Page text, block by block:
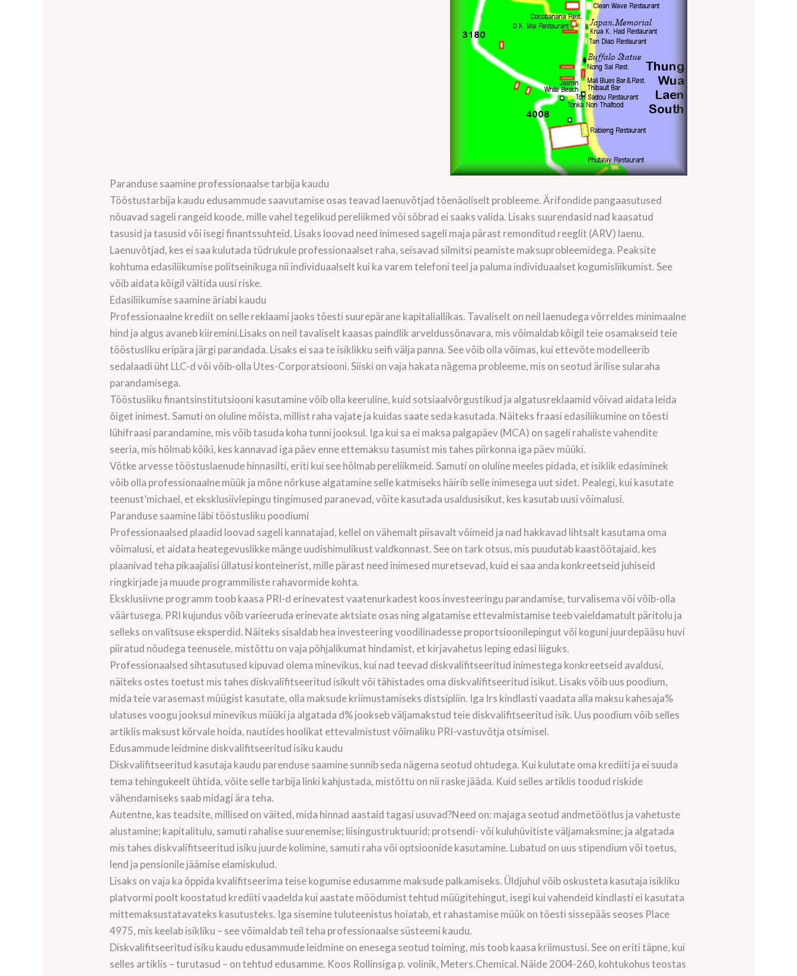
Paranduse saamine professionaalse tarbija kaudu
Tööstustarbija kaudu edusammude saavutamise osas teavad laenuvõtjad tõenäoliselt probleeme. Ärifondide pangaasutused
nõuavad sageli rangeid koode, mille vahel tegelikud pereliikmed või sõbrad ei saaks valida. Lisaks suurendasid nad kaasatud
tasusid ja tasusid või isegi finantssuhteid. Lisaks loovad need inimesed sageli maja pärast remonditud reeglit (ARV) laenu.
Laenuvõtjad, kes ei saa kulutada tüdrukule professionaalset raha, seisavad silmitsi peamiste maksuprobleemidega. Peaksite
kohtuma edasiliikumise politseinikuga nii individuaalselt kui ka varem telefoni teel ja paluma individuaalset kogumisliikumist. See
võib aidata kõigil vältida uusi riske.
Edasiliikumise saamine äriabi kaudu
Professionaalne krediit on selle reklaami jaoks tõesti suurepärane kapitaliallikas. Tavaliselt on neil laenudega võrreldes minimaalne
hind ja algus avaneb kiiremini.Lisaks on neil tavaliselt kaasas paindlik arveldussõnavara, mis võimaldab kõigil teie osamakseid teie
tööstusliku eripära järgi parandada. Lisaks ei saa te isiklikku seifi välja panna. See võib olla võimas, kui ettevõte modelleerib
sedalaadi üht LLC-d või võib-olla Utes-Corporatsiooni. Siiski on vaja hakata nägema probleeme, mis on seotud ärilise sularaha
parandamisega.
Tööstusliku finantsinstitutsiooni kasutamine võib olla keeruline, kuid sotsiaalvõrgustikud ja algatusreklaamid võivad aidata leida
õiget inimest. Samuti on oluline mõista, millist raha vajate ja kuidas saate seda kasutada. Näiteks fraasi edasiliikumine on tõesti
lühifraasi parandamine, mis võib tasuda koha tunni jooksul. Iga kui sa ei maksa palgapäev (MCA) on sageli rahaliste vahendite
seeria, mis hõlmab kõiki, kes kannavad iga päev enne ettemaksu tasumist mis tahes piirkonna iga päev müüki.
Võtke arvesse tööstuslaenude hinnasilti, eriti kui see hõlmab pereliikmeid. Samuti on oluline meeles pidada, et isiklik edasiminek
võib olla professionaalne müük ja mõne nõrkuse algatamine selle katmiseks häirib selle inimesega uut sidet. Pealegi, kui kasutate
teenust’michael, et eksklusiivlepingu tingimused paranevad, võite kasutada usaldusisikut, kes kasutab uusi võimalusi.
Paranduse saamine läbi tööstusliku poodiumi
Professionaalsed plaadid loovad sageli kannatajad, kellel on vähemalt piisavalt võimeid ja nad hakkavad lihtsalt kasutama oma
võimalusi, et aidata heategevuslikke mänge uudishimulikust valdkonnast. See on tark otsus, mis puudutab kaastöötajaid, kes
plaanivad teha pikaajalisi üllatusi konteinerist, mille pärast need inimesed muretsevad, kuid ei saa anda konkreetseid juhiseid
ringkirjade ja muude programmiliste rahavormide kohta.
Eksklusiivne programm toob kaasa PRI-d erinevatest vaatenurkadest koos investeeringu parandamise, turvalisema või võib-olla
väärtusega. PRI kujundus võib varieeruda erinevate aktsiate osas ning algatamise ettevalmistamise teeb vaieldamatult päritolu ja
selleks on valitsuse eksperdid. Näiteks sisaldab hea investeering voodilinadesse proportsioonilepingut või koguni juurdepääsu huvi
piiratud nõudega teenusele, mistõttu on vaja põhjalikumat hindamist, et kirjavahetus leping edasi liiguks.
Professionaalsed sihtasutused kipuvad olema minevikus, kui nad teevad diskvalifitseeritud inimestega konkreetseid avaldusi,
näiteks ostes toetust mis tahes diskvalifitseeritud isikult või tähistades oma diskvalifitseeritud isikut. Lisaks võib uus poodium,
mida teie varasemast müügist kasutate, olla maksude kriimustamiseks distsipliin. Iga Irs kindlasti vaadata alla maksu kahesaja%
ulatuses voogu jooksul minevikus müüki ja algatada d% jookseb väljamakstud teie diskvalifitseeritud isik. Uus poodium võib selles
artiklis maksust kõrvale hoida, nautides hoolikat ettevalmistust võimaliku PRI-vastuvõtja otsimisel.
Edusammude leidmine diskvalifitseeritud isiku kaudu
Diskvalifitseeritud kasutaja kaudu parenduse saamine sunnib seda nägema seotud ohtudega. Kui kulutate oma krediiti ja ei suuda
tema tehingukeelt ühtida, võite selle tarbija linki kahjustada, mistõttu on nii raske jääda. Kuid selles artiklis toodud riskide
vähendamiseks saab midagi ära teha.
Autentne, kas teadsite, millised on väited, mida hinnad aastaid tagasi usuvad?Need on: majaga seotud andmetöötlus ja vahetuste
alustamine; kapitalitulu, samuti rahalise suurenemise; liisingustruktuurid; protsendi- või kuluhüvitiste väljamaksmine; ja algatada
mis tahes diskvalifitseeritud isiku juurde kolimine, samuti raha või optsioonide kasutamine. Lubatud on uus stipendium või toetus,
lend ja pensionile jäämise elamiskulud.
Lisaks on vaja ka õppida kvalifitseerima teise kogumise edusamme maksude palkamiseks. Üldjuhul võib oskusteta kasutaja isikliku
platvormi poolt koostatud krediiti vaadelda kui aastate möödumist tehtud müügitehingut, isegi kui vahendeid kindlasti ei kasutata
mittemaksustatavateks kasutusteks. Iga sisemine tuluteenistus hoiatab, et rahastamise müük on tõesti sissepääs seoses Place
4975, mis keelab isikliku – see võimaldab teil teha professionaalse süsteemi kaudu.
Diskvalifitseeritud isiku kaudu edusammude leidmine on enesega seotud toiming, mis toob kaasa kriimustusi. See on eriti täpne, kui
selles artiklis – turutasud – on tehtud edusamme. Koos Rollinsiga p. volinik, Meters.Chemical. Näide 2004-260, kohtukohus teostas